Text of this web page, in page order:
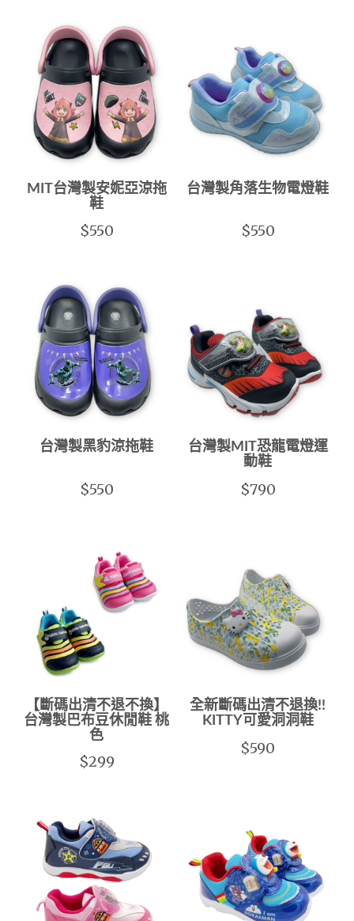
MIT台灣製安妮亞涼拖
鞋
$550
台灣製角落生物電燈鞋
$550
台灣製黑豹涼拖鞋
$550
台灣製MIT恐龍電燈運
動鞋
$790
【斷碼出清不退不換】
台灣製巴布豆休閒鞋 桃
色
$299
全新斷碼出清不退換!!
KITTY可愛洞洞鞋
$590